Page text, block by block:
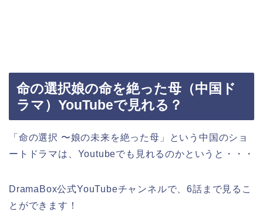
命の選択娘の命を絶った母（中国ド
ラマ）YouTubeで見れる？
「命の選択 〜娘の未来を絶った母」という中国のショ
ートドラマは、Youtubeでも見れるのかというと・・・
DramaBox公式YouTubeチャンネルで、6話まで見るこ
とができます！